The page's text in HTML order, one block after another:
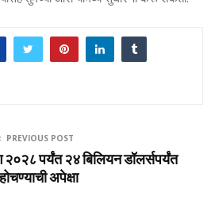
PREVIOUS POST
२०२८ पर्यंत २४ बिलियन डॉलर्सपर्यंत
अपेक्षा